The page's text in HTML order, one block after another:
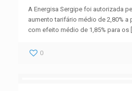
A Energisa Sergipe foi autorizada
aumento tarifário médio de 2,80% a
com efeito médio de 1,85% para os
0